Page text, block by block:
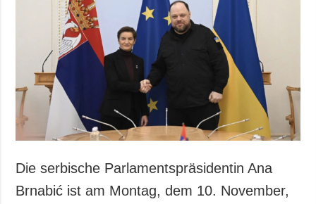
Die serbische Parlamentspräsidentin Ana
Brnabić ist am Montag, dem 10. November,